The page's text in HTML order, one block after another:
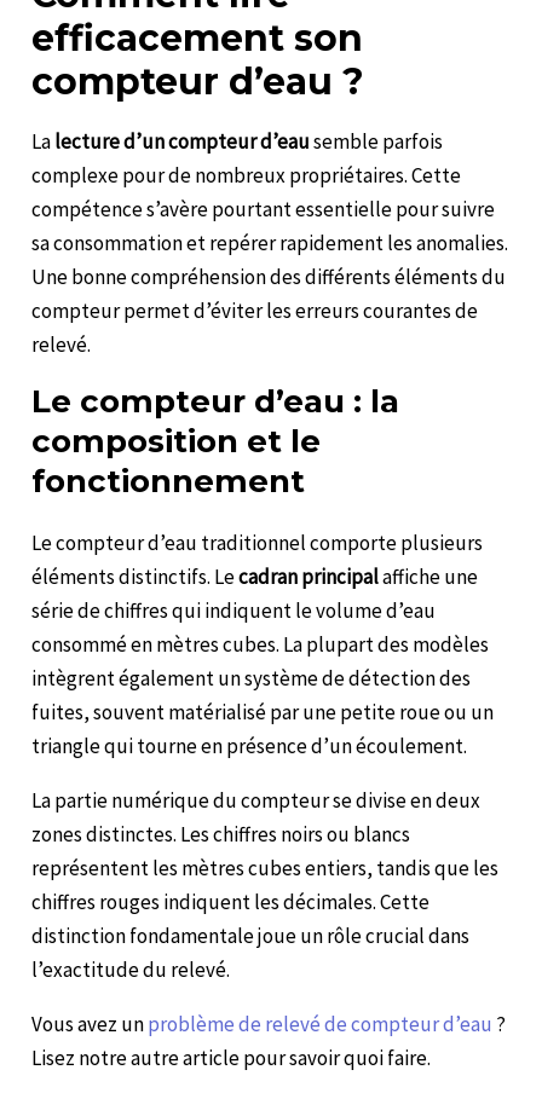
efficacement son
compteur d’eau ?
Lalecture d’un compteur d’eausemble parfois
complexe pour de nombreux propriétaires. Cette
compétence s’avère pourtant essentielle pour suivre
sa consommation et repérer rapidement les anomalies.
Une bonne compréhension des différents éléments du
compteur permet d’éviter les erreurs courantes de
relevé.
Le compteur d’eau : la
composition et le
fonctionnement
Le compteur d’eau traditionnel comporte plusieurs
éléments distinctifs. Lecadran principalaffiche une
série de chiffres qui indiquent le volume d’eau
consommé en mètres cubes. La plupart des modèles
intègrent également un système de détection des
fuites, souvent matérialisé par une petite roue ou un
triangle qui tourne en présence d’un écoulement.
La partie numérique du compteur se divise en deux
zones distinctes. Les chiffres noirs ou blancs
représentent les mètres cubes entiers, tandis que les
chiffres rouges indiquent les décimales. Cette
distinction fondamentale joue un rôle crucial dans
l’exactitude du relevé.
Vous avez unproblème de relevé de compteur d’eau ?
Lisez notre autre article pour savoir quoi faire.